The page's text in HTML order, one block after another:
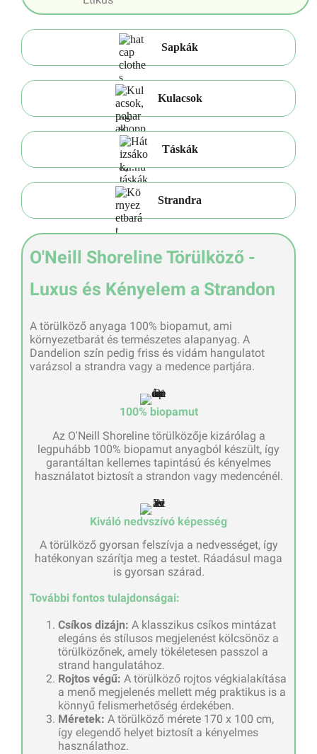
Sapkák
Kulacsok
Táskák
Strandra
O'Neill Shoreline Törülköző -
Luxus és Kényelem a Strandon
A törülköző anyaga 100% biopamut, ami
környezetbarát és természetes alapanyag. A
Dandelion szín pedig friss és vidám hangulatot
varázsol a strandra vagy a medence partjára.
100% biopamut
Az O'Neill Shoreline törülközője kizárólag a
legpuhább 100% biopamut anyagból készült, így
garantáltan kellemes tapintású és kényelmes
használatot biztosít a strandon vagy medencénél.
Kiváló nedvszívó képesség
A törülköző gyorsan felszívja a nedvességet, így
hatékonyan szárítja meg a testet. Ráadásul maga
is gyorsan szárad.
További fontos tulajdonságai:
Csíkos dizájn: A klasszikus csíkos mintázat
elegáns és stílusos megjelenést kölcsönöz a
törülközőnek, amely tökéletesen passzol a
strand hangulatához.
Rojtos végű: A törülköző rojtos végkialakítása
a menő megjelenés mellett még praktikus is a
könnyű felismerhetőség érdekében.
Méretek: A törülköző mérete 170 x 100 cm,
így elegendő helyet biztosít a kényelmes
használathoz.